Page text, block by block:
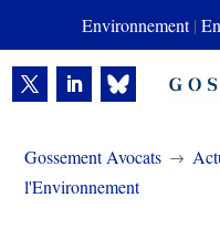
Environnement|
Gossement Avocats $
l'Environnement